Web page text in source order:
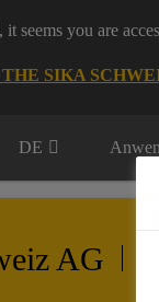
seems you are
THE SIKA
DE
AG